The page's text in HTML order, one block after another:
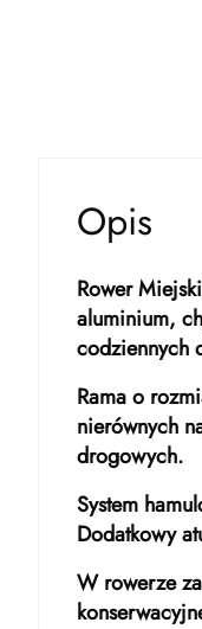
Opis
Rower
aluminium,
codziennych
Rama o
nierównych
drogowych.
System
Dodatkowy
W rowerze